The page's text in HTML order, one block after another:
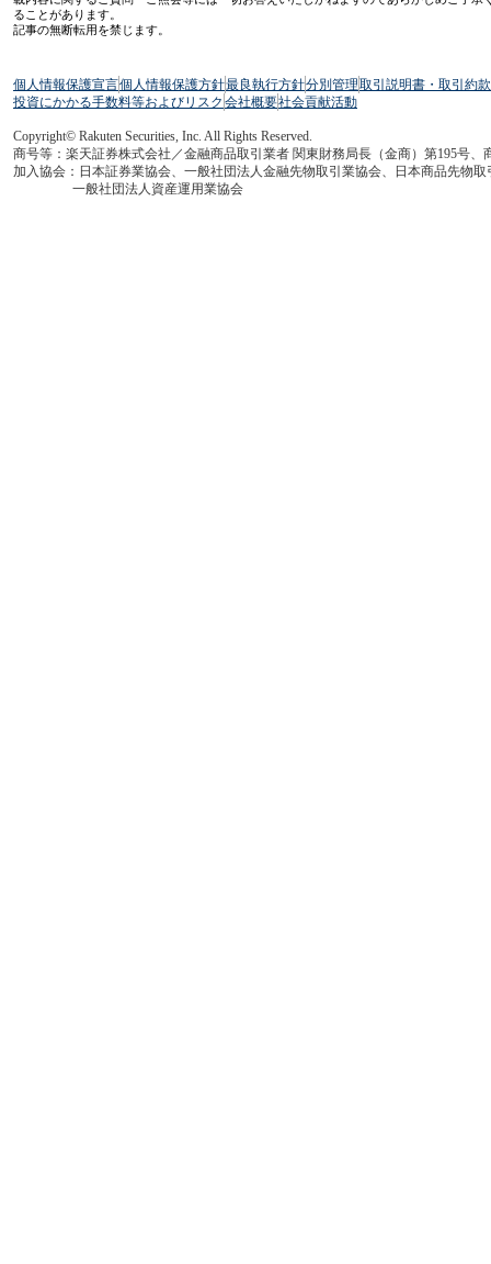
ることがあります。
記事の無断転用を禁じます。
個人情報保護宣言個人情報保護方針最良執行方針分別管理取引説明書・取引約
投資にかかる手数料等およびリスク 会社概要社会貢献活動
Copyright© Rakuten Securities, Inc. All Rights Reserved.
商号等：楽天証券株式会社／金融商品取引業者 関東財務局長（金商）第195号、
加入協会：日本証券業協会、一般社団法人金融先物取引業協会、日本商品先物
一般社団法人資産運用業協会